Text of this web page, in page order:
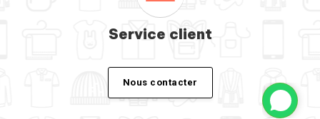
Service client
Nous contacter